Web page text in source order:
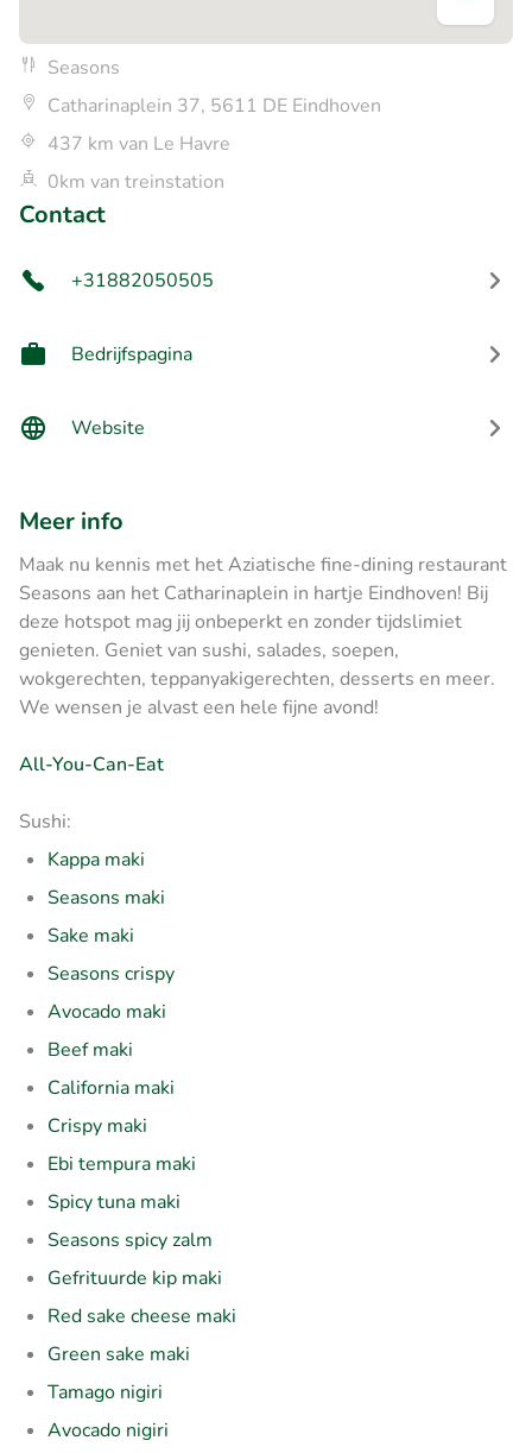
Seasons
Catharinaplein 37, 5611 DE Eindhoven
437 km van Le Havre
0km van treinstation
Contact
+31882050505
Bedrijfspagina
Website
Meer info
Maak nu kennis met het Aziatische fine-dining restaurant
Seasons aan het Catharinaplein in hartje Eindhoven! Bij
deze hotspot mag jij onbeperkt en zonder tijdslimiet
genieten. Geniet van sushi, salades, soepen,
wokgerechten, teppanyakigerechten, desserts en meer.
We wensen je alvast een hele fijne avond!
All-You-Can-Eat
Sushi:
Kappa maki
Seasons maki
Sake maki
Seasons crispy
Avocado maki
Beef maki
California maki
Crispy maki
Ebi tempura maki
Spicy tuna maki
Seasons spicy zalm
Gefrituurde kip maki
Red sake cheese maki
Green sake maki
Tamago nigiri
Avocado nigiri